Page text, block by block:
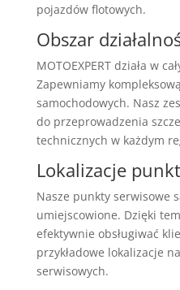
pojazdów flotowych.
Obszar
MOTOEXPERT działa w
Zapewniamy
samochodowych. Nasz
do przeprowadzenia
technicznych w każdym
Lokalizacje
Nasze punkty serwisowe
umiejscowione. Dzięki
efektywnie obsługiwać
przykładowe lokalizacje
serwisowych.